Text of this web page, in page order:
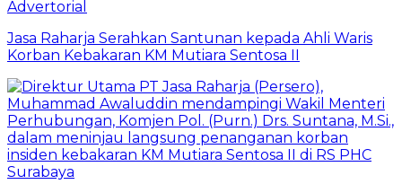
Advertorial
Jasa Raharja Serahkan Santunan kepada Ahli Waris
Korban Kebakaran KM Mutiara Sentosa II